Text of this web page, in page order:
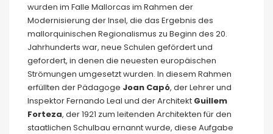
wurden im Falle Mallorcas im Rahmen der
Modernisierung der Insel, die das Ergebnis des
mallorquinischen Regionalismus zu Beginn des 20.
Jahrhunderts war, neue Schulen gefördert und
gefordert, in denen die neuesten europäischen
Strömungen umgesetzt wurden. In diesem Rahmen
erfüllten der Pädagoge Joan Capó, der Lehrer und
Inspektor Fernando Leal und der Architekt Guillem
Forteza, der 1921 zum leitenden Architekten für den
staatlichen Schulbau ernannt wurde, diese Aufgabe